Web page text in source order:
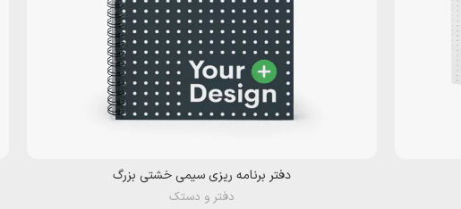
دفتر برنامه ریزی سیمی خشتی بزرگ
دفتر و دستک